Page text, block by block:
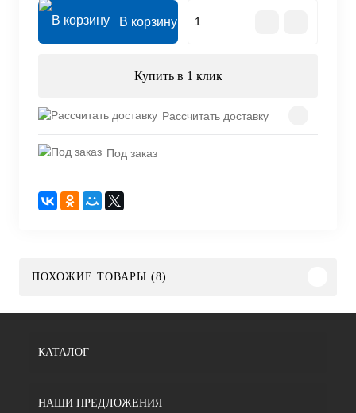
В корзину
Купить в 1 клик
Рассчитать доставку
Под заказ
ПОХОЖИЕ ТОВАРЫ (8)
КАТАЛОГ
НАШИ ПРЕДЛОЖЕНИЯ